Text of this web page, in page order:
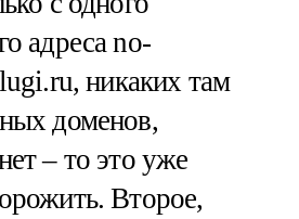
адреса no-
никаких там
доменов,
– то это уже
Второе,